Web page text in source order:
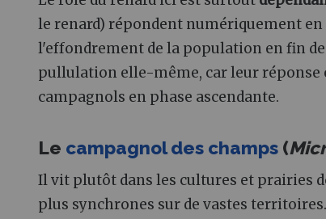
le renard) répondent numériquement
l'effondrement de la population en fin
pullulation elle-même, car leur réponse
campagnols en phase ascendante.
Le campagnol des champs (
Il vit plutôt dans les cultures et prairies
plus synchrones sur de vastes